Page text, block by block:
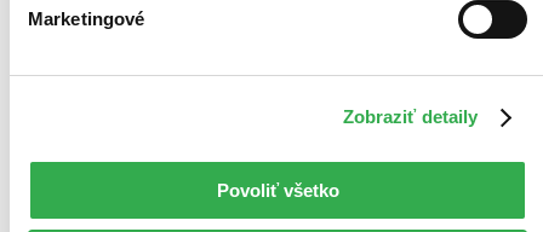
Marketingové
Zobraziť detaily
Povoliť všetko